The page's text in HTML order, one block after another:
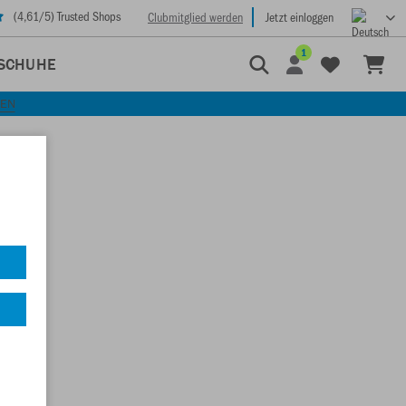
(4,61/5) Trusted Shops Clubmitglied werden Jetzt einloggen
1